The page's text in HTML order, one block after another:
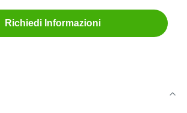
Richiedi Informazioni